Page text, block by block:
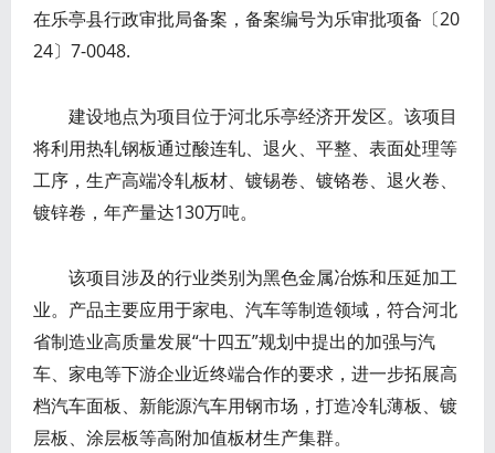
在乐亭县行政审批局备案，备案编号为乐审批项备〔20
24〕7-0048.
建设地点为项目位于河北乐亭经济开发区。该项目
将利用热轧钢板通过酸连轧、退火、平整、表面处理等
工序，生产高端冷轧板材、镀锡卷、镀铬卷、退火卷、
镀锌卷，年产量达130万吨。
该项目涉及的行业类别为黑色金属冶炼和压延加工
业。产品主要应用于家电、汽车等制造领域，符合河北
省制造业高质量发展“十四五”规划中提出的加强与汽
车、家电等下游企业近终端合作的要求，进一步拓展高
档汽车面板、新能源汽车用钢市场，打造冷轧薄板、镀
层板、涂层板等高附加值板材生产集群。